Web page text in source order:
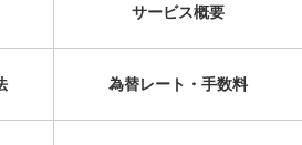
サービス概要
為替レート・手数料